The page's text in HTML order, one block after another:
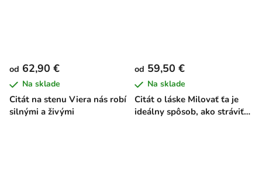
Citát na stenu Viera nás robí
silnými a živými
od 62,90 €
Na sklade
Citát o láske Milovať ťa je
ideálny spôsob, ako stráviť
od 59,50 €
Na sklade